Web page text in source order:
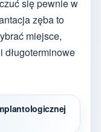
się pewnie w
zęba to
miejsce,
długoterminowe